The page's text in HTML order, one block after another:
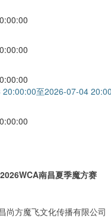
至2026-07-04
南昌夏季魔方赛
尚方魔飞文化传播有限公司